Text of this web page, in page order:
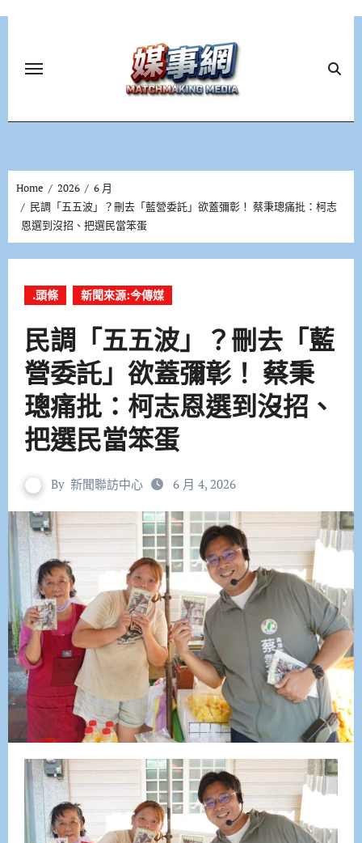
Home 2026
6 月
民調「五五波」？刪去「藍營委託」欲蓋彌彰！ 蔡秉璁痛批：柯志
恩選到沒招、把選民當笨蛋
.頭條 新聞來源:今傳媒
民調「五五波」？刪去「藍
營委託」欲蓋彌彰！ 蔡秉
璁痛批：柯志恩選到沒招、
把選民當笨蛋
By 新聞聯訪中心 6 月 4, 2026